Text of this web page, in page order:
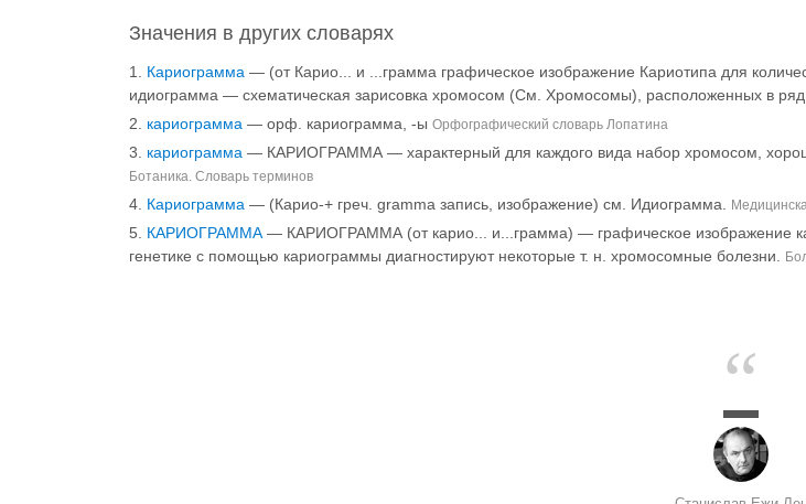
Значения в других словарях
Кариограмма — (от Карио... и ...грамма графическое изображение Кариотипа для
идиограмма — схематическая зарисовка хромосом (См. Хромосомы), расположенных в ряд
кариограмма — орф. кариограмма, -ы Орфографический словарь Лопатина
кариограмма — КАРИОГРАММА — характерный для каждого вида набор хромосом,
Ботаника. Словарь терминов
Кариограмма — (Карио-+ греч. gramma запись, изображение) см. Идиограмма.
КАРИОГРАММА — КАРИОГРАММА (от карио... и...грамма) — графическое изображение
генетике с помощью кариограммы диагностируют некоторые т. н. хромосомные болезни.